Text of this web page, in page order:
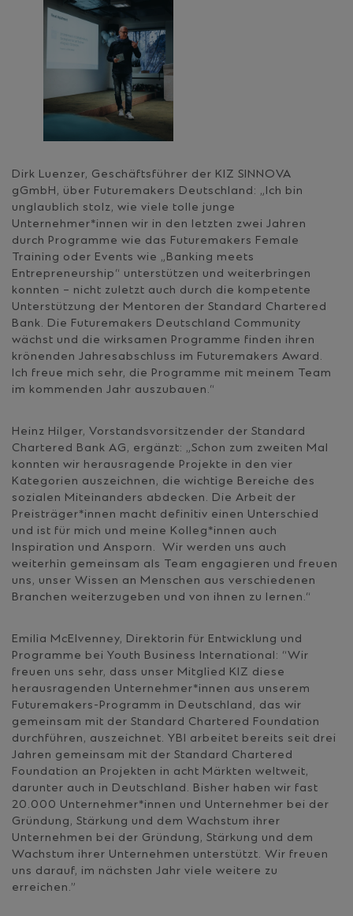
Dirk Luenzer, Geschäftsführer der KIZ SINNOVA
gGmbH, über Futuremakers Deutschland: „Ich bin
unglaublich stolz, wie viele tolle junge
Unternehmer*innen wir in den letzten zwei Jahren
durch Programme wie das Futuremakers Female
Training oder Events wie „Banking meets
Entrepreneurship“ unterstützen und weiterbringen
konnten – nicht zuletzt auch durch die kompetente
Unterstützung der Mentoren der Standard Chartered
Bank. Die Futuremakers Deutschland Community
wächst und die wirksamen Programme finden ihren
krönenden Jahresabschluss im Futuremakers Award.
Ich freue mich sehr, die Programme mit meinem Team
im kommenden Jahr auszubauen.“
Heinz Hilger, Vorstandsvorsitzender der Standard
Chartered Bank AG, ergänzt: „Schon zum zweiten Mal
konnten wir herausragende Projekte in den vier
Kategorien auszeichnen, die wichtige Bereiche des
sozialen Miteinanders abdecken. Die Arbeit der
Preisträger*innen macht definitiv einen Unterschied
und ist für mich und meine Kolleg*innen auch
Inspiration und Ansporn. Wir werden uns auch
weiterhin gemeinsam als Team engagieren und freuen
uns, unser Wissen an Menschen aus verschiedenen
Branchen weiterzugeben und von ihnen zu lernen.“
Emilia McElvenney, Direktorin für Entwicklung und
Programme bei Youth Business International: “Wir
freuen uns sehr, dass unser Mitglied KIZ diese
herausragenden Unternehmer*innen aus unserem
Futuremakers-Programm in Deutschland, das wir
gemeinsam mit der Standard Chartered Foundation
durchführen, auszeichnet. YBI arbeitet bereits seit drei
Jahren gemeinsam mit der Standard Chartered
Foundation an Projekten in acht Märkten weltweit,
darunter auch in Deutschland. Bisher haben wir fast
20.000 Unternehmer*innen und Unternehmer bei der
Gründung, Stärkung und dem Wachstum ihrer
Unternehmen bei der Gründung, Stärkung und dem
Wachstum ihrer Unternehmen unterstützt. Wir freuen
uns darauf, im nächsten Jahr viele weitere zu
erreichen.”